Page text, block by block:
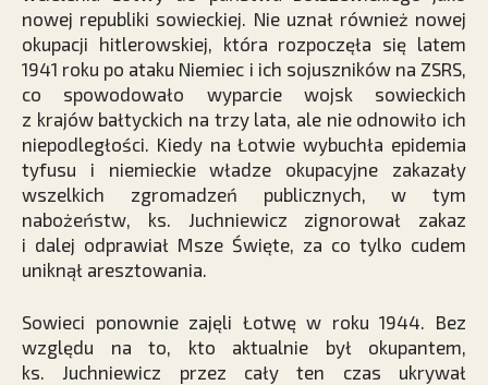
nowej republiki sowieckiej. Nie uznał również nowej
okupacji hitlerowskiej, która rozpoczęła się latem
1941 roku po ataku Niemiec i ich sojuszników na ZSRS,
co spowodowało wyparcie wojsk sowieckich
z krajów bałtyckich na trzy lata, ale nie odnowiło ich
niepodległości. Kiedy na Łotwie wybuchła epidemia
tyfusu i niemieckie władze okupacyjne zakazały
wszelkich zgromadzeń publicznych, w tym
nabożeństw, ks. Juchniewicz zignorował zakaz
i dalej odprawiał Msze Święte, za co tylko cudem
uniknął aresztowania.
Sowieci ponownie zajęli Łotwę w roku 1944. Bez
względu na to, kto aktualnie był okupantem,
ks. Juchniewicz przez cały ten czas ukrywał